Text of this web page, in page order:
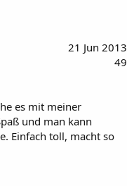
21 Jun 2013
49
es mit meiner
und man kann
Einfach toll, macht so